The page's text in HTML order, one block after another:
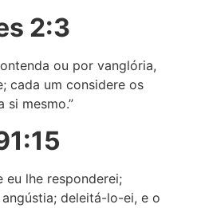
2:3
ou por vanglória,
cada um considere os
si mesmo.”
eu lhe responderei;
deleitá-lo-ei, e o